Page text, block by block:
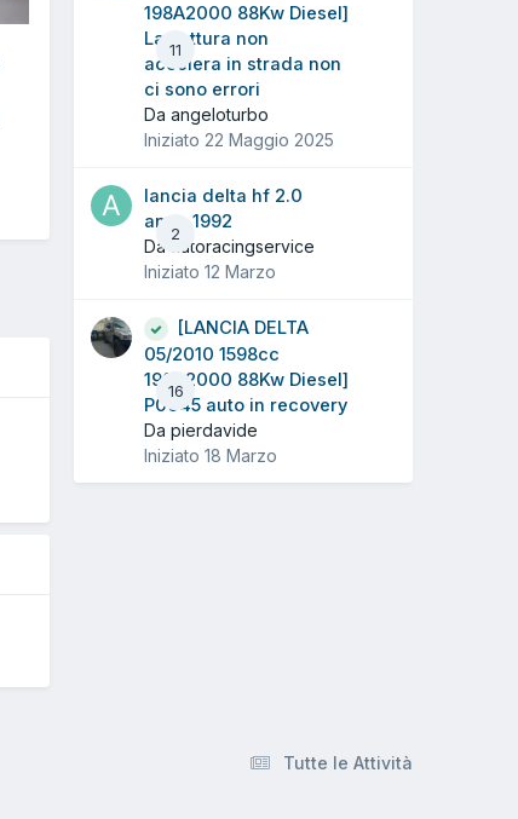
11
198A2000 88Kw Diesel]
La vettura non
accelera in strada non
ci sono errori
Da angeloturbo
Iniziato 22 Maggio 2025
2
lancia delta hf 2.0
anno 1992
Da autoracingservice
Iniziato 12 Marzo
16
[LANCIA DELTA
05/2010 1598cc
198A2000 88Kw Diesel]
P0045 auto in recovery
Da pierdavide
Iniziato 18 Marzo
Tutte le Attività